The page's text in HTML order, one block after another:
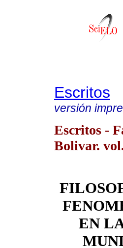
Escritos
versión
Escritos -
Bolivar.
EN